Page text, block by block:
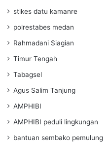
stikes datu kamanre
polrestabes medan
Rahmadani Siagian
Timur Tengah
Tabagsel
Agus Salim Tanjung
AMPHIBI
AMPHIBI peduli lingkungan
bantuan sembako pemulung